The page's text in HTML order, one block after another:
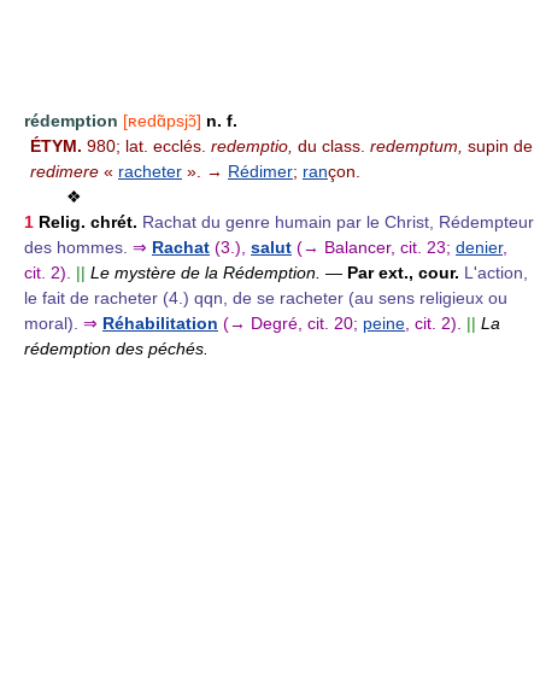
rédemption [ʀedɑ̃psjɔ̃] n. f.
ÉTYM. 980; lat. ecclés. redemptio, du class. redemptum, supin de
redimere « racheter ». → Rédimer; rançon.
❖
1 Relig. chrét. Rachat du genre humain par le Christ, Rédempteur
des hommes. ⇒ Rachat (3.), salut (→ Balancer, cit. 23; denier,
cit. 2).
|| Le mystère de la Rédemption. — Par ext., cour. L'action,
le fait de racheter (4.) qqn, de se racheter (au sens religieux ou
moral). ⇒ Réhabilitation (→ Degré, cit. 20; peine , cit. 2). || La
rédemption des péchés.